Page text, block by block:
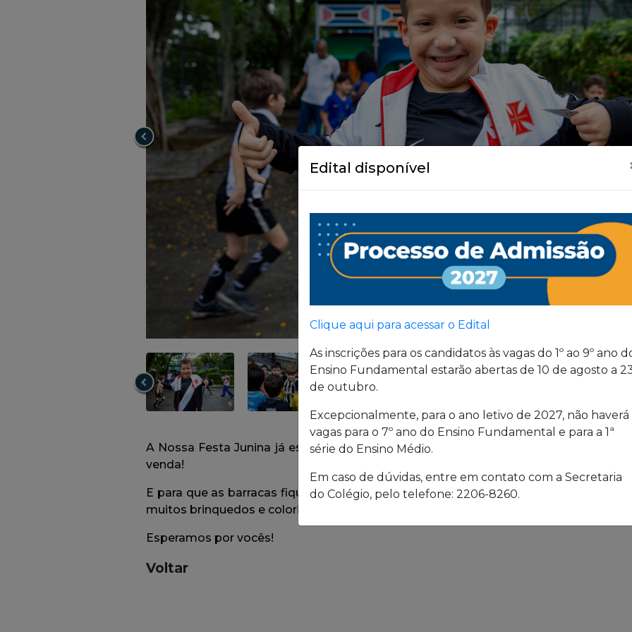
Edital disponível
Clique aqui para acessar o Edital
As inscrições para os candidatos às vagas do 1º ao 9º ano
Ensino Fundamental estarão abertas de 10 de agosto a
de outubro.
Excepcionalmente, para o ano letivo de 2027, não haverá
vagas para o 7º ano do Ensino Fundamental e para a 1ª
série do Ensino Médio.
Em caso de dúvidas, entre em contato com a Secretaria
do Colégio, pelo telefone: 2206-8260.